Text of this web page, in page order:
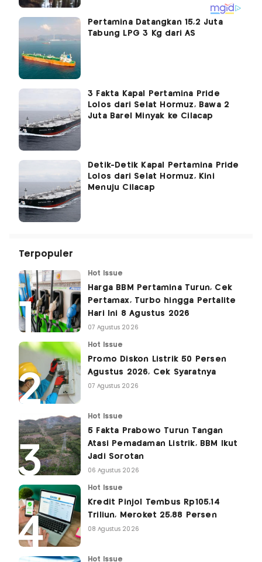
Pertamina Datangkan 15,2 Juta
Tabung LPG 3 Kg dari AS
3 Fakta Kapal Pertamina Pride
Lolos dari Selat Hormuz, Bawa 2
Juta Barel Minyak ke Cilacap
Detik-Detik Kapal Pertamina Pride
Lolos dari Selat Hormuz, Kini
Menuju Cilacap
Terpopuler
Hot Issue
Harga BBM Pertamina Turun, Cek
Pertamax, Turbo hingga Pertalite
Hari Ini 8 Agustus 2026
07 Agustus 2026
Hot Issue
Promo Diskon Listrik 50 Persen
Agustus 2026, Cek Syaratnya
07 Agustus 2026
Hot Issue
5 Fakta Prabowo Turun Tangan
Atasi Pemadaman Listrik, BBM Ikut
Jadi Sorotan
06 Agustus 2026
Hot Issue
Kredit Pinjol Tembus Rp105,14
Triliun, Meroket 25,88 Persen
08 Agustus 2026
Hot Issue